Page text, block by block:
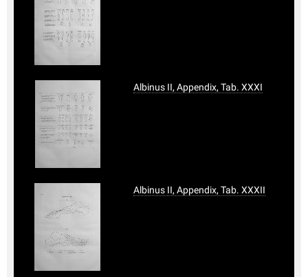
Albinus II, Appendix, Tab. XXXI
Albinus II, Appendix, Tab. XXXII